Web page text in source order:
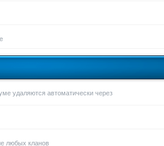
удаляются автоматически через
любых кланов